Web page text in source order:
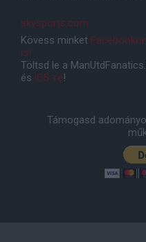
skysports.com
Kövess minket Facebookon
is!
Töltsd le a
és iOS-re!
Támogasd